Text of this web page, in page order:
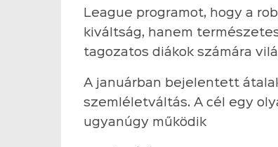
League programot, hogy a
kiváltság, hanem
tagozatos diákok számára
A januárban bejelentett
szemléletváltás. A cél egy
ugyanúgy működik